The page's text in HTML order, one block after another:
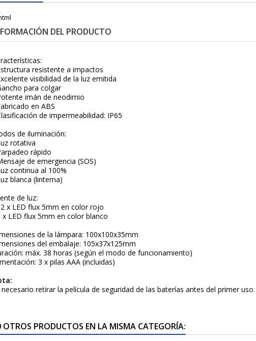
DEL PRODUCTO
resistente a impactos
visibilidad de la luz emitida
para colgar
imán de neodimio
en ABS
de impermeabilidad: IP65
de iluminación:
rotativa
rápido
de emergencia (SOS)
continua al 100%
blanca (linterna)
de luz:
x LED flux 5mm en color rojo
x LED flux 5mm en color blanco
de la lámpara: 100x100x35mm
del embalaje: 105x37x125mm
máx. 38 horas (según el modo de funcionamiento)
3 x pilas AAA (incluidas)
necesario retirar la película de seguridad de las baterías antes del primer uso.
OTROS PRODUCTOS EN LA MISMA CATEGORÍA: